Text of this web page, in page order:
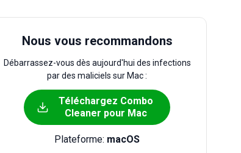
Nous vous recommandons
Débarrassez-vous dès aujourd'hui des infections
par des maliciels sur Mac :
Téléchargez Combo
Cleaner pour Mac
Plateforme: macOS